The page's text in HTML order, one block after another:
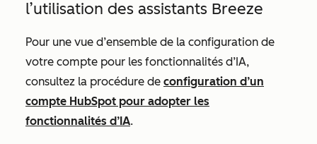
l’utilisation des assistants Breeze
Pour une vue d’ensemble de la configuration de
votre compte pour les fonctionnalités d’IA,
consultez la procédure de configuration d’un
compte HubSpot pour adopter les
fonctionnalités d’IA.